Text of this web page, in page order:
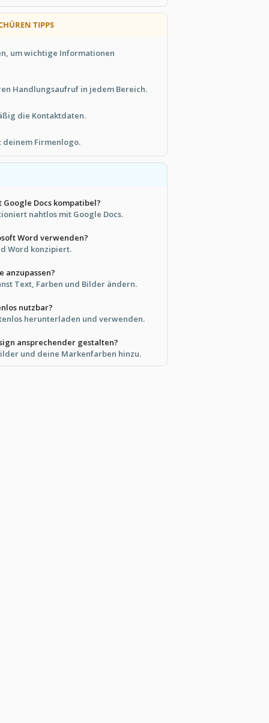
TIPPS
um wichtige Informationen
Handlungsaufruf in jedem Bereich.
die Kontaktdaten.
deinem Firmenlogo.
Docs kompatibel?
nahtlos mit Google Docs.
Word verwenden?
Word konzipiert.
anzupassen?
Text, Farben und Bilder ändern.
nutzbar?
herunterladen und verwenden.
ansprechender gestalten?
und deine Markenfarben hinzu.